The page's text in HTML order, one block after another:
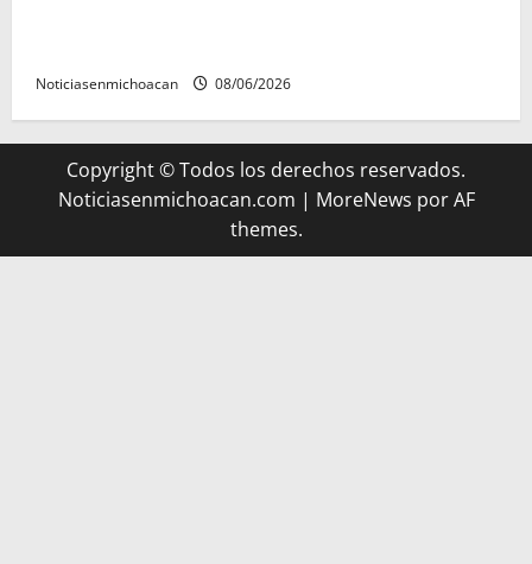
Noticiasenmichoacan 08/06/2026
Copyright © Todos los derechos reservados.
Noticiasenmichoacan.com | MoreNews por AF
themes.